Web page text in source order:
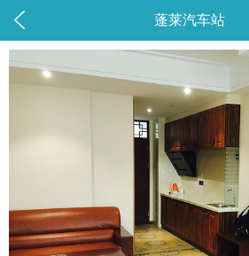
 蓬莱汽车站